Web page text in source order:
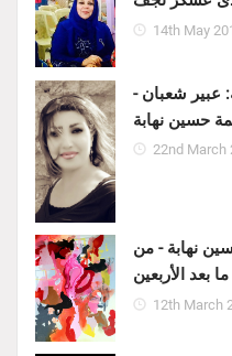
14th May
عبير شعبان -
حسين نهابة
22nd March
نهابة - من
بعد الأربعين
12th March